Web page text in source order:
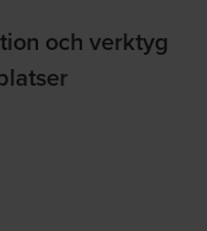
och verktyg